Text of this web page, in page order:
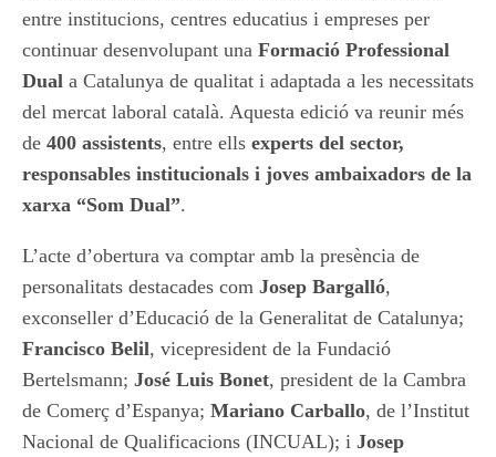
entre institucions, centres educatius i empreses per
continuar desenvolupant una Formació Professional
Dual a Catalunya de qualitat i adaptada a les necessitats
del mercat laboral català. Aquesta edició va reunir més
de 400 assistents, entre ells experts del sector,
responsables institucionals i joves ambaixadors de la
xarxa “Som Dual”.
L’acte d’obertura va comptar amb la presència de
personalitats destacades com Josep Bargalló,
exconseller d’Educació de la Generalitat de Catalunya;
Francisco Belil, vicepresident de la Fundació
Bertelsmann; José Luis Bonet, president de la Cambra
de Comerç d’Espanya; Mariano Carballo, de l’Institut
Nacional de Qualificacions (INCUAL); i Josep